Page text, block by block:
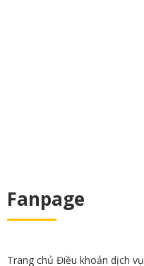
Fanpage
Trang chủ Điều khoản dịch vụ